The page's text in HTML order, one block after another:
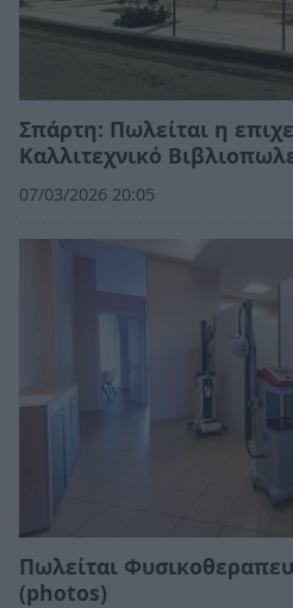
Σπάρτη: Πωλείται η
Καλλιτεχνικό
07/03/2026 20:05
Πωλείται
(photos)